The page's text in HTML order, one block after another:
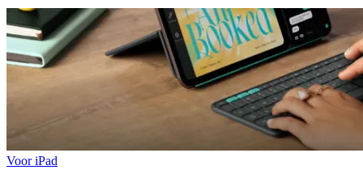
Voor iPad